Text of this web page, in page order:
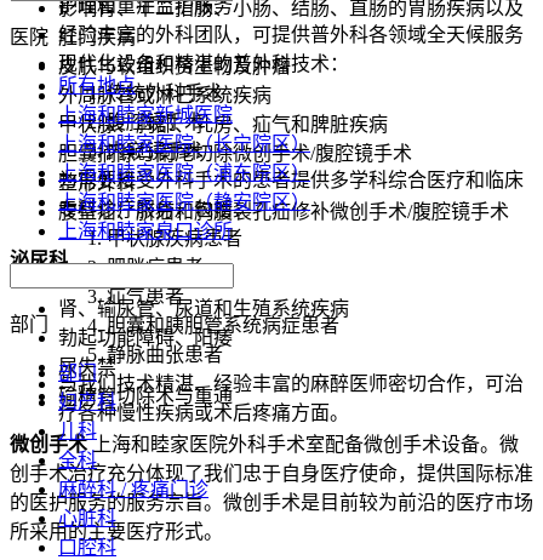
护理和重症监护服务
经验丰富的外科团队，可提供普外科各领域全天候服务
现代化设备和精湛的普外科技术：
传统外科手术
腹腔镜手术
内窥镜手术
为需要接受外科手术的患者提供多学科综合医疗和临床
专科诊疗服务，包括：
甲状腺疾病患者
肥胖症患者
疝气患者
胆囊和胰胆管系统病症患者
静脉曲张患者
与我们技术精湛、经验丰富的麻醉医师密切合作，可治
疗各种慢性疾病或术后疼痛方面。
影响胃、十二指肠、小肠、结肠、直肠的胃肠疾病以及
肛门疾病
皮肤与软组织赘生物及肿瘤
外周脉管或淋巴系统疾病
甲状腺、胸部、乳房、疝气和脾脏疾病
胆囊摘除与阑尾切除微创手术/腹腔镜手术
整形外科
腹壁疝、脐疝和胸腹裂孔疝修补微创手术/腹腔镜手术
泌尿科
肾、输尿管、尿道和生殖系统疾病
勃起功能障碍、阳痿
尿失禁
输精管切除术与重通
微创手术上海和睦家医院外科手术室配备微创手术设备。微
创手术治疗充分体现了我们忠于自身医疗使命，提供国际标准
的医护服务的服务宗旨。微创手术是目前较为前沿的医疗市场
所采用的主要医疗形式。
医院
所有地点
上海和睦家新城医院
上海和睦家医院（长宁院区）
上海和睦家医院（浦东院区）
上海和睦家医院（静安院区）
上海和睦家泉口诊所
部门
部门
妇产科
儿科
全科
麻醉科 / 疼痛门诊
心脏科
口腔科